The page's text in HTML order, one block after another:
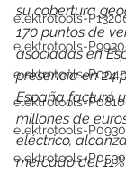
elektrotools-
elektrotools-
elektrotools-
elektrotools-
elektrotools-
elektrotools-
su cobertura
170 puntos de
asociadas en
presencia en 24
España facturó
millones de
eléctrico,
mercado del 11%